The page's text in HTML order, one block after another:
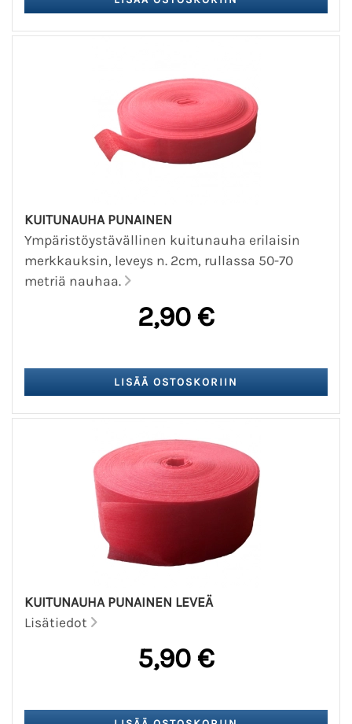
KUITUNAUHA PUNAINEN
Ympäristöystävällinen kuitunauha erilaisin
merkkauksin, leveys n. 2cm, rullassa 50-70
metriä nauhaa.
2,90 €
KUITUNAUHA PUNAINEN LEVEÄ
Lisätiedot
5,90 €